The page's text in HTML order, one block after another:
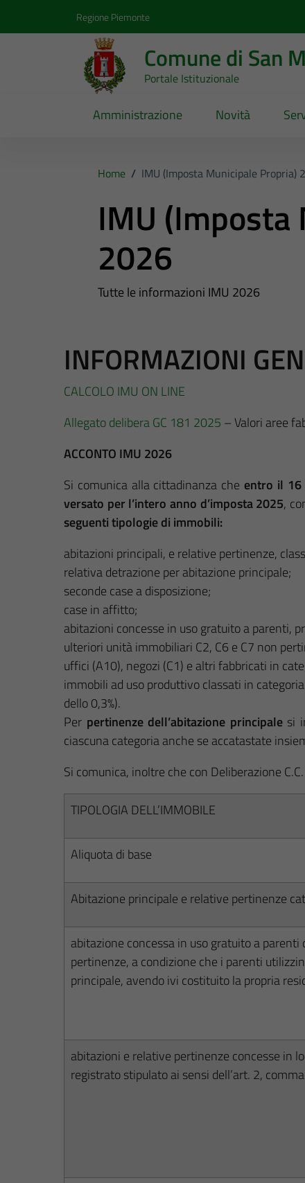
Regione Piemonte
Comune di San
Portale Istituzionale
Amministrazione Novità
Home / IMU (Imposta Municipale Propria)
IMU (Imposta
2026
Tutte le informazioni IMU 2026
INFORMAZIONI
CALCOLO IMU ON LINE
Allegato delibera GC 181 2025 – Valori aree
ACCONTO IMU 2026
Si comunica alla cittadinanza che entro il 16
versato per l’intero anno d’imposta 2025,
seguenti tipologie di immobili:
abitazioni principali, e relative pertinenze,
relativa detrazione per abitazione principale;
seconde case a disposizione;
case in affitto;
abitazioni concesse in uso gratuito a parenti,
ulteriori unità immobiliari C2, C6 e C7 non
uffici (A10), negozi (C1) e altri fabbricati in
immobili ad uso produttivo classati in
dello 0,3%).
Per pertinenze dell’abitazione principale si
ciascuna categoria anche se accatastate
Si comunica, inoltre che con Deliberazione
TIPOLOGIA DELL’IMMOBILE
Aliquota di base
Abitazione principale e relative pertinenze
abitazione concessa in uso gratuito a
pertinenze, a condizione che i parenti
principale, avendo ivi costituito la propria
abitazioni e relative pertinenze concesse in
registrato stipulato ai sensi dell’art. 2,